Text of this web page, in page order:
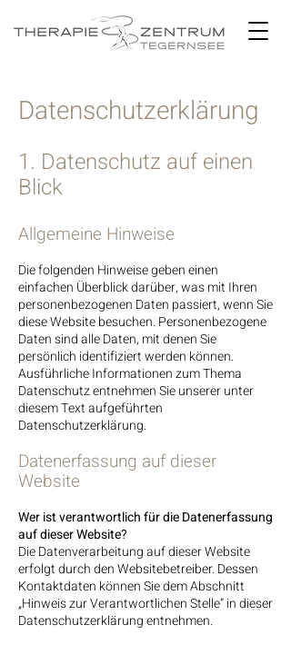
Datenschutzerklärung
1. Datenschutz auf einen
Blick
Allgemeine Hinweise
Die folgenden Hinweise geben einen
einfachen Überblick darüber, was mit Ihren
personenbezogenen Daten passiert, wenn Sie
diese Website besuchen. Personenbezogene
Daten sind alle Daten, mit denen Sie
persönlich identifiziert werden können.
Ausführliche Informationen zum Thema
Datenschutz entnehmen Sie unserer unter
diesem Text aufgeführten
Datenschutzerklärung.
Datenerfassung auf dieser
Website
Wer ist verantwortlich für die Datenerfassung
auf dieser Website?
Die Datenverarbeitung auf dieser Website
erfolgt durch den Websitebetreiber. Dessen
Kontaktdaten können Sie dem Abschnitt
„Hinweis zur Verantwortlichen Stelle“ in dieser
Datenschutzerklärung entnehmen.